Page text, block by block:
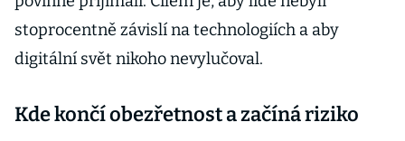
stoprocentně závislí na technologiích a aby
digitální svět nikoho nevylučoval.
Kde končí obezřetnost a začíná riziko